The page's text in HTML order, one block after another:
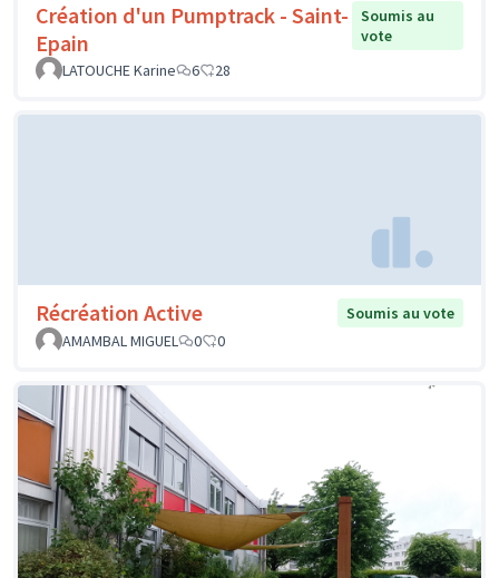
Création d'un Pumptrack - Saint-
Epain
Soumis au
vote
LATOUCHE Karine
6 28
Récréation Active
Soumis au vote
AMAMBAL MIGUEL
0 0